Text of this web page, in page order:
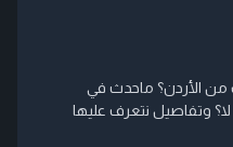
من الأردن؟ ماحدث في
لا؟ وتفاصيل نتعرف عليها